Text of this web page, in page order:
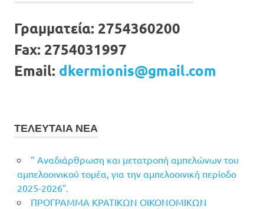
Γραμματεία: 2754360200
Fax: 2754031997
Email: dkermionis@gmail.com
ΤΕΛΕΥΤΑΙΑ ΝΕΑ
” Αναδιάρθρωση και μετατροπή αμπελώνων του
αμπελοοινικού τομέα, για την αμπελοοινική περίοδο
2025-2026″.
ΠΡΟΓΡΑΜΜΑ ΚΡΑΤΙΚΩΝ ΟΙΚΟΝΟΜΙΚΩΝ